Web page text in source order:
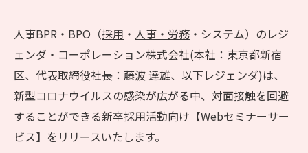
人事BPR・BPO（採用 ・ 人事・労務 ・システム）のレジ
ェンダ・コーポレーション株式会社(本社：東京都新宿
区、代表取締役社長：藤波 達雄、以下レジェンダ)は、
新型コロナウイルスの感染が広がる中、対面接触を回避
することができる新卒採用活動向け【Webセミナーサー
ビス】をリリースいたします。